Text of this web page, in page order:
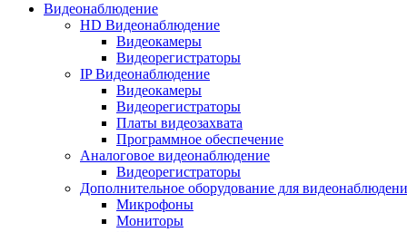
Видеонаблюдение
HD Видеонаблюдение
Видеокамеры
Видеорегистраторы
IP Видеонаблюдение
Видеокамеры
Видеорегистраторы
Платы видеозахвата
Программное обеспечение
Аналоговое видеонаблюдение
Видеорегистраторы
Дополнительное оборудование для
Микрофоны
Мониторы